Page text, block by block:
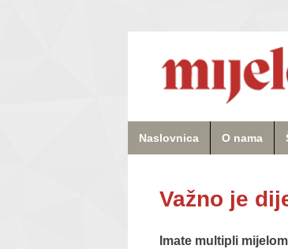
Naslovnica O nama
Važno je
Imate multipli